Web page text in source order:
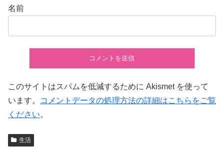
名前
このサイトはスパムを低減するために Akismet を使って
います。
コメントデータの処理方法の詳細はこちらをご覧
ください。
生活